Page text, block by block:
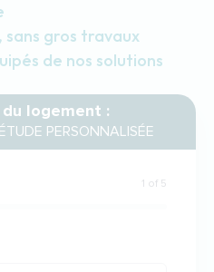
gros travaux
de nos solutions
logement :
PERSONNALISÉE
1 of 5